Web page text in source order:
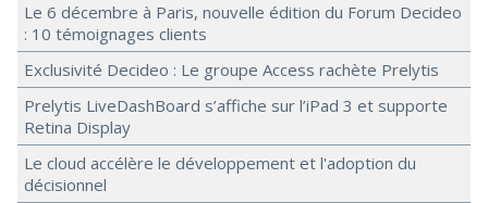
Le 6 décembre à Paris, nouvelle édition du Forum Decideo
: 10 témoignages clients
Exclusivité Decideo : Le groupe Access rachète Prelytis
Prelytis LiveDashBoard s’affiche sur l’iPad 3 et supporte
Retina Display
Le cloud accélère le développement et l'adoption du
décisionnel